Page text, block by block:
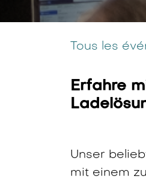
Tous les
Erfahre
Unser
mit einem